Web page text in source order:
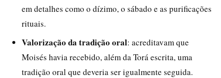
em detalhes como o dízimo, o sábado e as purificações
rituais.
Valorização da tradição oral: acreditavam que
Moisés havia recebido, além da Torá escrita, uma
tradição oral que deveria ser igualmente seguida.